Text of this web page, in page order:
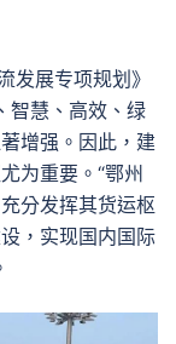
发展专项规划》
智慧、高效、绿
增强。因此，建
为重要。“鄂州
分发挥其货运枢
，实现国内国际